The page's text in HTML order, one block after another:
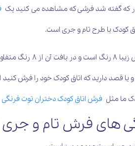
که گفته شد فرشی که مشاهده می کنید یک
کودک با طرح تام و جری است.
این فرش
یا قصد دارید که اتاق کودک خود را فرش
ما مثل فرش اتاق کودک دختران توت فرنگی
های فرش تام و جری کد